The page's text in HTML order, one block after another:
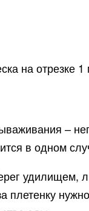
на отрезке
–
в одном
удилищем,
плетенку